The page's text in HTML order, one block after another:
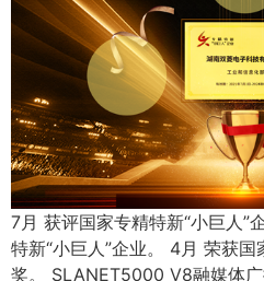
7月 获评国家专精特新“小巨人”
特新“小巨人”企业。 4月 荣获
奖。 SLANET5000 V8融媒体